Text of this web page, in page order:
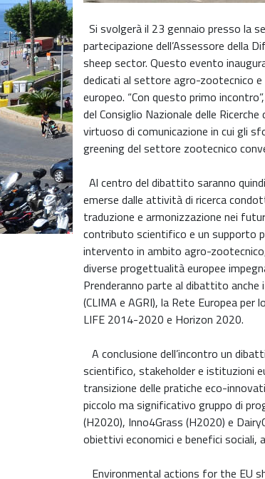
Si svolgerà il 23 gennaio presso la
partecipazione dell’Assessore della
sheep sector. Questo evento
dedicati al settore agro-zootecnico e
europeo. “Con questo primo
del Consiglio Nazionale delle
virtuoso di comunicazione in cui gli
greening del settore zootecnico
Al centro del dibattito saranno
emerse dalle attività di ricerca
traduzione e armonizzazione nei
contributo scientifico e un supporto
intervento in ambito agro-
diverse progettualità europee
Prenderanno parte al dibattito anche
(CLIMA e AGRI), la Rete Europea
LIFE 2014-2020 e Horizon 2020.
A conclusione dell’incontro un
scientifico, stakeholder e istituzioni
transizione delle pratiche eco-
piccolo ma significativo gruppo di
(H2020), Inno4Grass (H2020) e
obiettivi economici e benefici sociali,
Environmental actions for the EU